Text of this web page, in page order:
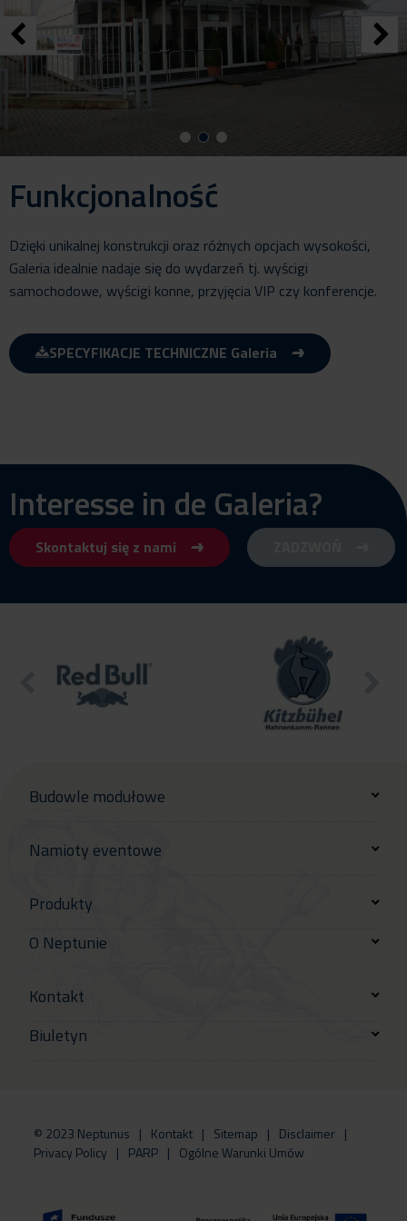
Funkcjonalność
Dzięki unikalnej konstrukcji oraz różnych opcjach wysokości,
Galeria idealnie nadaje się do wydarzeń tj. wyścigi
samochodowe, wyścigi konne, przyjęcia VIP czy konferencje.
SPECYFIKACJE TECHNICZNE Galeria
Interesse in de Galeria?
Skontaktuj się z nami
Budowle modułowe
Namioty eventowe
Produkty
O Neptunie
Kontakt
Biuletyn
© 2023 Neptunus Kontakt Sitemap
Disclaimer
Privacy Policy
PARP Ogólne Warunki Umów